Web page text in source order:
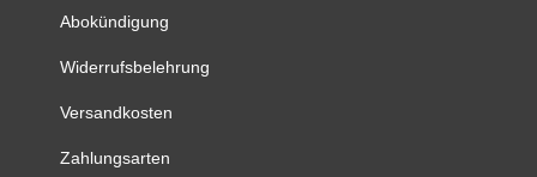
der
werden
Abokündigung
Widerrufsbelehrung
Versandkosten
Zahlungsarten